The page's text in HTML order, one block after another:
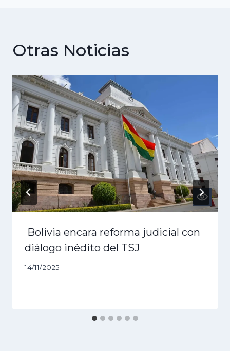
Otras Noticias
Bolivia encara reforma judicial con
diálogo inédito del TSJ
14/11/2025